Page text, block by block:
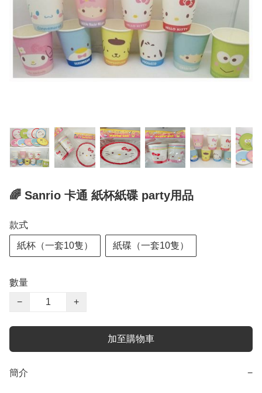
🌈 Sanrio 卡通 紙杯紙碟 party用品
款式
紙杯（一套10隻） 紙碟（一套10隻）
數量
−
+
加至購物車
簡介 −